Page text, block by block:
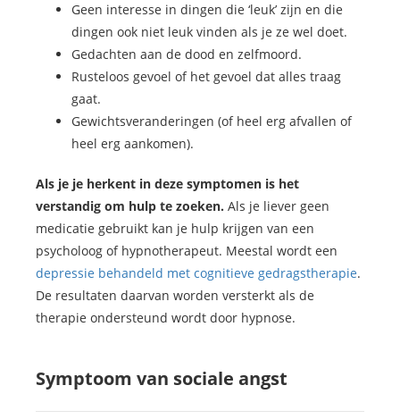
Geen interesse in dingen die ‘leuk’ zijn en die
dingen ook niet leuk vinden als je ze wel doet.
Gedachten aan de dood en zelfmoord.
Rusteloos gevoel of het gevoel dat alles traag
gaat.
Gewichtsveranderingen (of heel erg afvallen of
heel erg aankomen).
Als je je herkent in deze symptomen is het
verstandig om hulp te zoeken. Als je liever geen
medicatie gebruikt kan je hulp krijgen van een
psycholoog of hypnotherapeut. Meestal wordt een
depressie behandeld met cognitieve gedragstherapie.
De resultaten daarvan worden versterkt als de
therapie ondersteund wordt door hypnose.
Symptoom van sociale angst